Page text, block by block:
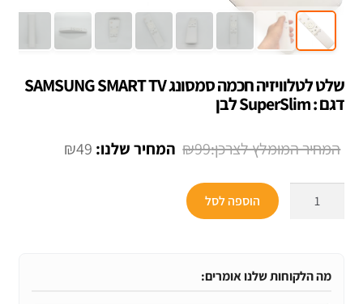
שלט לטלוויזיה חכמה סמסונג SAMSUNG SMART TV
דגם : SuperSlim לבן
₪99
המחיר
₪49 המחיר
חכמה
הוספה לסל
מה הלקוחות שלנו אומרים: